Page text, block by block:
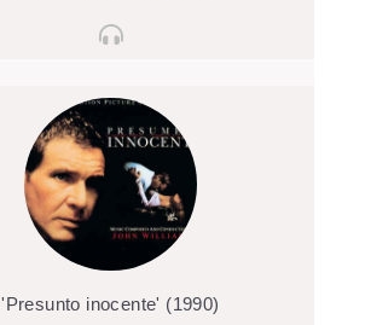
'Presunto inocente' (1990)